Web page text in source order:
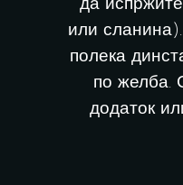
да
или
полека
по желба.
додаток